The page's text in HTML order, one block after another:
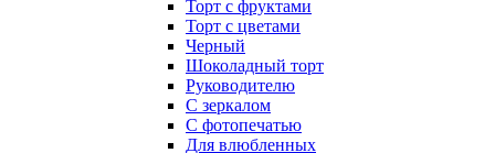
Торт с фруктами
Торт с цветами
Черный
Шоколадный торт
Руководителю
С зеркалом
С фотопечатью
Для влюбленных